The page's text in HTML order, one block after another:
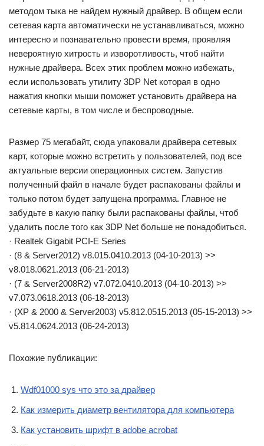
методом тыка не найдем нужный драйвер. В общем если
сетевая карта автоматически не устанавливаться, можно
интересно и познавательно провести время, проявляя
невероятную хитрость и изворотливость, чтоб найти
нужные драйвера. Всех этих проблем можно избежать,
если использовать утилиту 3DP Net которая в одно
нажатия кнопки мыши поможет установить драйвера на
сетевые карты, в том числе и беспроводные.
Размер 75 мегабайт, сюда упаковали драйвера сетевых
карт, которые можно встретить у пользователей, под все
актуальные версии операционных систем. Запустив
полученный файл в начале будет распакованы файлы и
только потом будет запущена программа. Главное не
забудьте в какую папку были распакованы файлы, чтоб
удалить после того как 3DP Net больше не понадобиться.
· Realtek Gigabit PCI-E Series
· (8 & Server2012) v8.015.0410.2013 (04-10-2013) >>
v8.018.0621.2013 (06-21-2013)
· (7 & Server2008R2) v7.072.0410.2013 (04-10-2013) >>
v7.073.0618.2013 (06-18-2013)
· (XP & 2000 & Server2003) v5.812.0515.2013 (05-15-2013) >>
v5.814.0624.2013 (06-24-2013)
Похожие публикации:
Wdf01000 sys что это за драйвер
Как измерить диаметр вентилятора для компьютера
Как установить шрифт в adobe acrobat